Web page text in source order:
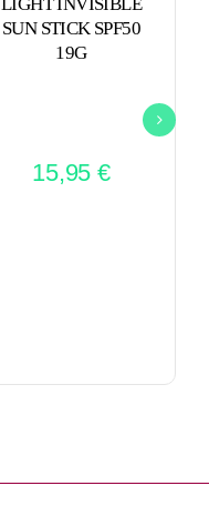
SUN STICK SPF50
19G
15,95 €